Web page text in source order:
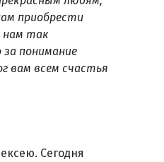
приобрести
так
за понимание
вам всем счастья
Сегодня